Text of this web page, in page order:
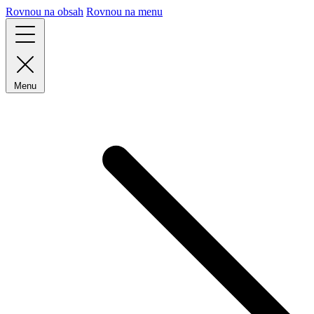
Rovnou na obsah Rovnou na menu
Menu